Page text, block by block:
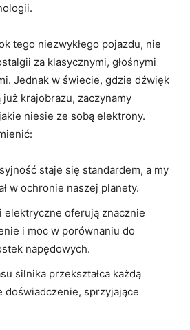
tego niezwykłego ⁤pojazdu, nie
za klasycznymi, głośnymi
Jednak w świecie, ‍gdzie dźwięk
krajobrazu, ​zaczynamy
niesie ze sobą elektrony.
⁣staje się standardem, a⁤ my
w ochronie naszej⁤ planety.
elektryczne oferują znacznie
i moc w porównaniu do
napędowych.
silnika ‌przekształca każdą
doświadczenie, sprzyjające